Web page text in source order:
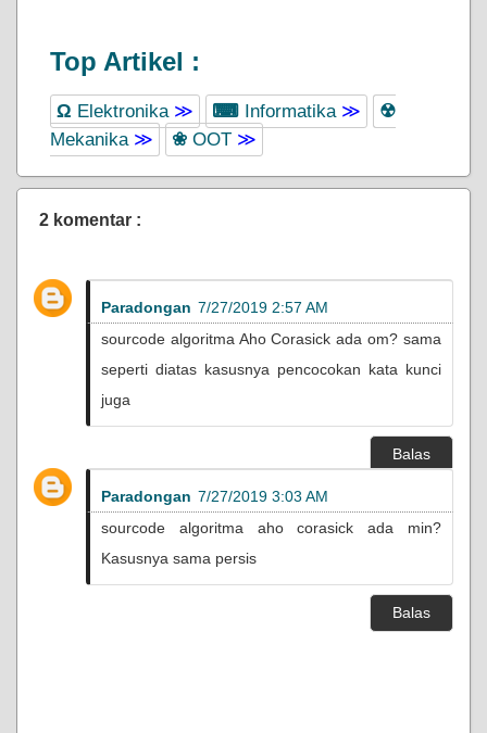
Top Artikel :
Ω Elektronika ≫ ⌨ Informatika ≫
☢
Mekanika ≫ ❀ OOT ≫
2 komentar :
Paradongan 7/27/2019 2:57 AM
sourcode algoritma Aho Corasick ada om? sama
seperti diatas kasusnya pencocokan kata kunci
juga
Balas
Paradongan 7/27/2019 3:03 AM
sourcode algoritma aho corasick ada min?
Kasusnya sama persis
Balas